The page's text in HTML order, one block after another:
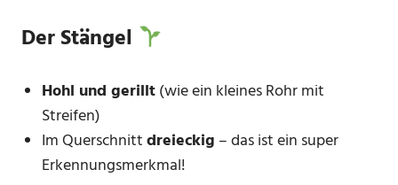
Der Stängel
Hohl und gerillt(wie ein kleines Rohr mit
Streifen)
Im Querschnittdreieckig – das ist ein super
Erkennungsmerkmal!